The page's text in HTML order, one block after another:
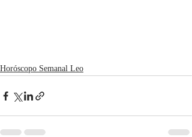
Horóscopo Semanal Leo